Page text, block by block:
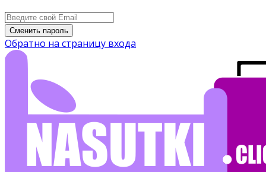
Сменить пароль
Обратно на страницу входа